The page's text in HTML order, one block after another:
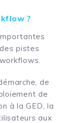
?
pistes
de
de
à la GED, la
aux